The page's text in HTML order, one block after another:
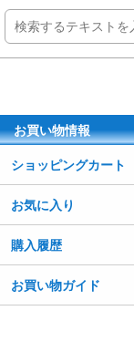
お買い物情報
ショッピングカート
お気に入り
購入履歴
お買い物ガイド